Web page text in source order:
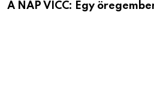
A NAP VICC: Egy